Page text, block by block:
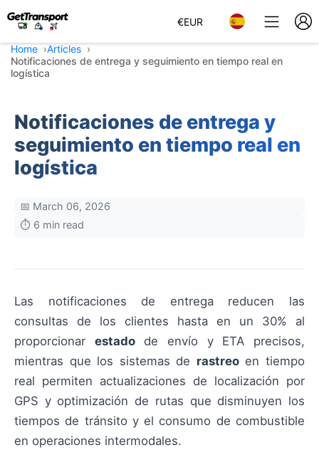
€EUR
Home
Articles
Notificaciones de entrega y seguimiento en tiempo real en
logística
Notificaciones de entrega y
seguimiento en tiempo real en
logística
📅 March 06, 2026
⏱️ 6 min read
Las notificaciones de entrega reducen las
consultas de los clientes hasta en un 30% al
proporcionar estadode envío y ETA precisos,
mientras que los sistemas de rastreoen tiempo
real permiten actualizaciones de localización por
GPS y optimización de rutas que disminuyen los
tiempos de tránsito y el consumo de combustible
en operaciones intermodales.